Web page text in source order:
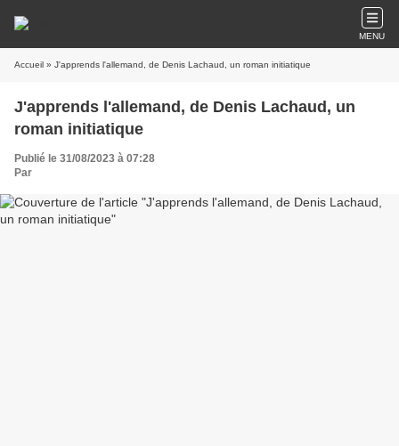
MENU
Accueil » J'apprends l'allemand, de Denis Lachaud, un roman initiatique
J'apprends l'allemand, de Denis Lachaud, un
roman initiatique
Publié le 31/08/2023 à 07:28
Par